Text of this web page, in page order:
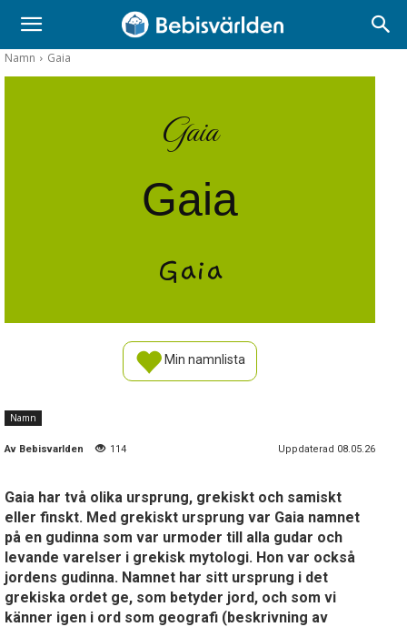
Namn Gaia
Gaia
Gaia
Gaia
Min namnlista
Namn
Av Bebisvarlden 114 Uppdaterad 08.05.26
Gaia har två olika ursprung, grekiskt och samiskt
eller finskt. Med grekiskt ursprung var Gaia namnet
på en gudinna som var urmoder till alla gudar och
levande varelser i grekisk mytologi. Hon var också
jordens gudinna. Namnet har sitt ursprung i det
grekiska ordet ge, som betyder jord, och som vi
känner igen i ord som geografi (beskrivning av